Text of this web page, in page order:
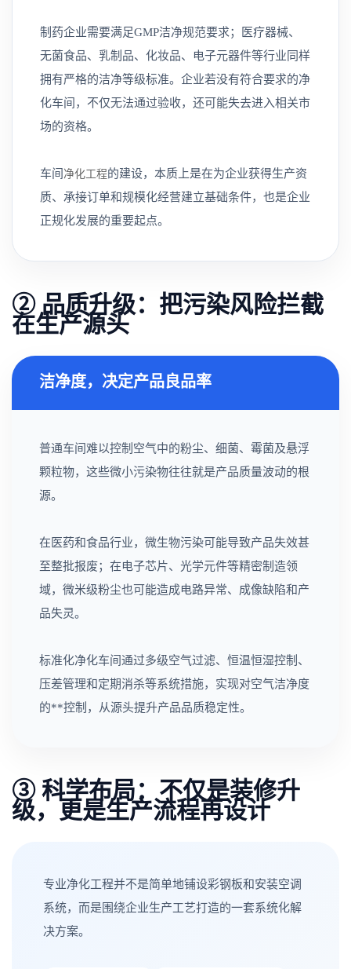
制药企业需要满足GMP洁净规范要求；医疗器械、
无菌食品、乳制品、化妆品、电子元器件等行业同样
拥有严格的洁净等级标准。企业若没有符合要求的净
化车间，不仅无法通过验收，还可能失去进入相关市
场的资格。
车间 净化工程的建设，本质上是在为企业获得生产资
质、承接订单和规模化经营建立基础条件，也是企业
正规化发展的重要起点。
② 品质升级：把污染风险拦截
在生产源头
洁净度，决定产品良品率
普通车间难以控制空气中的粉尘、细菌、霉菌及悬浮
颗粒物，这些微小污染物往往就是产品质量波动的根
源。
在医药和食品行业，微生物污染可能导致产品失效甚
至整批报废；在电子芯片、光学元件等精密制造领
域，微米级粉尘也可能造成电路异常、成像缺陷和产
品失灵。
标准化净化车间通过多级空气过滤、恒温恒湿控制、
压差管理和定期消杀等系统措施，实现对空气洁净度
的**控制，从源头提升产品品质稳定性。
③ 科学布局：不仅是装修升
级，更是生产流程再设计
专业净化工程并不是简单地铺设彩钢板和安装空调
系统，而是围绕企业生产工艺打造的一套系统化解
决方案。